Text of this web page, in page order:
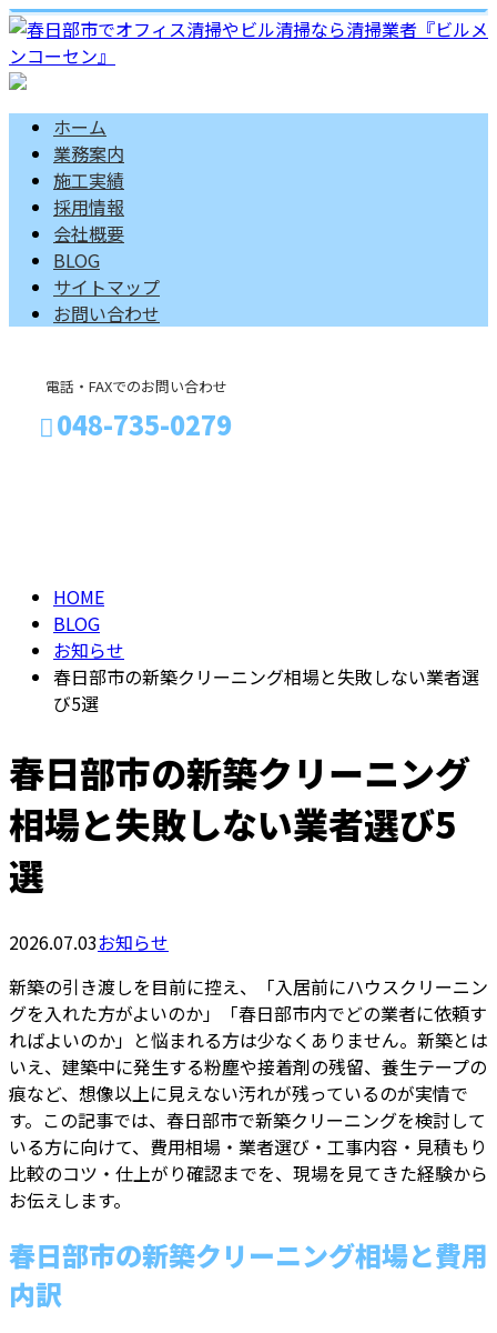
ホーム
業務案内
施工実績
採用情報
会社概要
BLOG
サイトマップ
お問い合わせ
電話・FAXでのお問い合わせ
048-735-0279
HOME
BLOG
お知らせ
春日部市の新築クリーニング相場と失敗しない業者選
び5選
春日部市の新築クリーニング
相場と失敗しない業者選び5
選
2026.07.03お知らせ
新築の引き渡しを目前に控え、「入居前にハウスクリーニン
グを入れた方がよいのか」「春日部市内でどの業者に依頼す
ればよいのか」と悩まれる方は少なくありません。新築とは
いえ、建築中に発生する粉塵や接着剤の残留、養生テープの
痕など、想像以上に見えない汚れが残っているのが実情で
す。この記事では、春日部市で新築クリーニングを検討して
いる方に向けて、費用相場・業者選び・工事内容・見積もり
比較のコツ・仕上がり確認までを、現場を見てきた経験から
お伝えします。
春日部市の新築クリーニング相場と費用
内訳